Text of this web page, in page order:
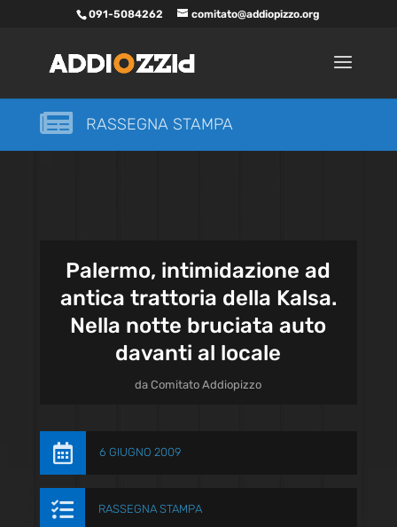
091-5084262 comitato@addiopizzo.org
 RASSEGNA STAMPA
Palermo, intimidazione ad
antica trattoria della Kalsa.
Nella notte bruciata auto
davanti al locale
daComitato Addiopizzo
 6 GIUGNO 2009
 RASSEGNA STAMPA